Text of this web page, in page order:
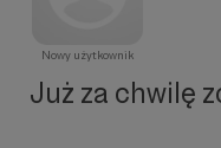
Nowy użytkownik
Już za chwilę